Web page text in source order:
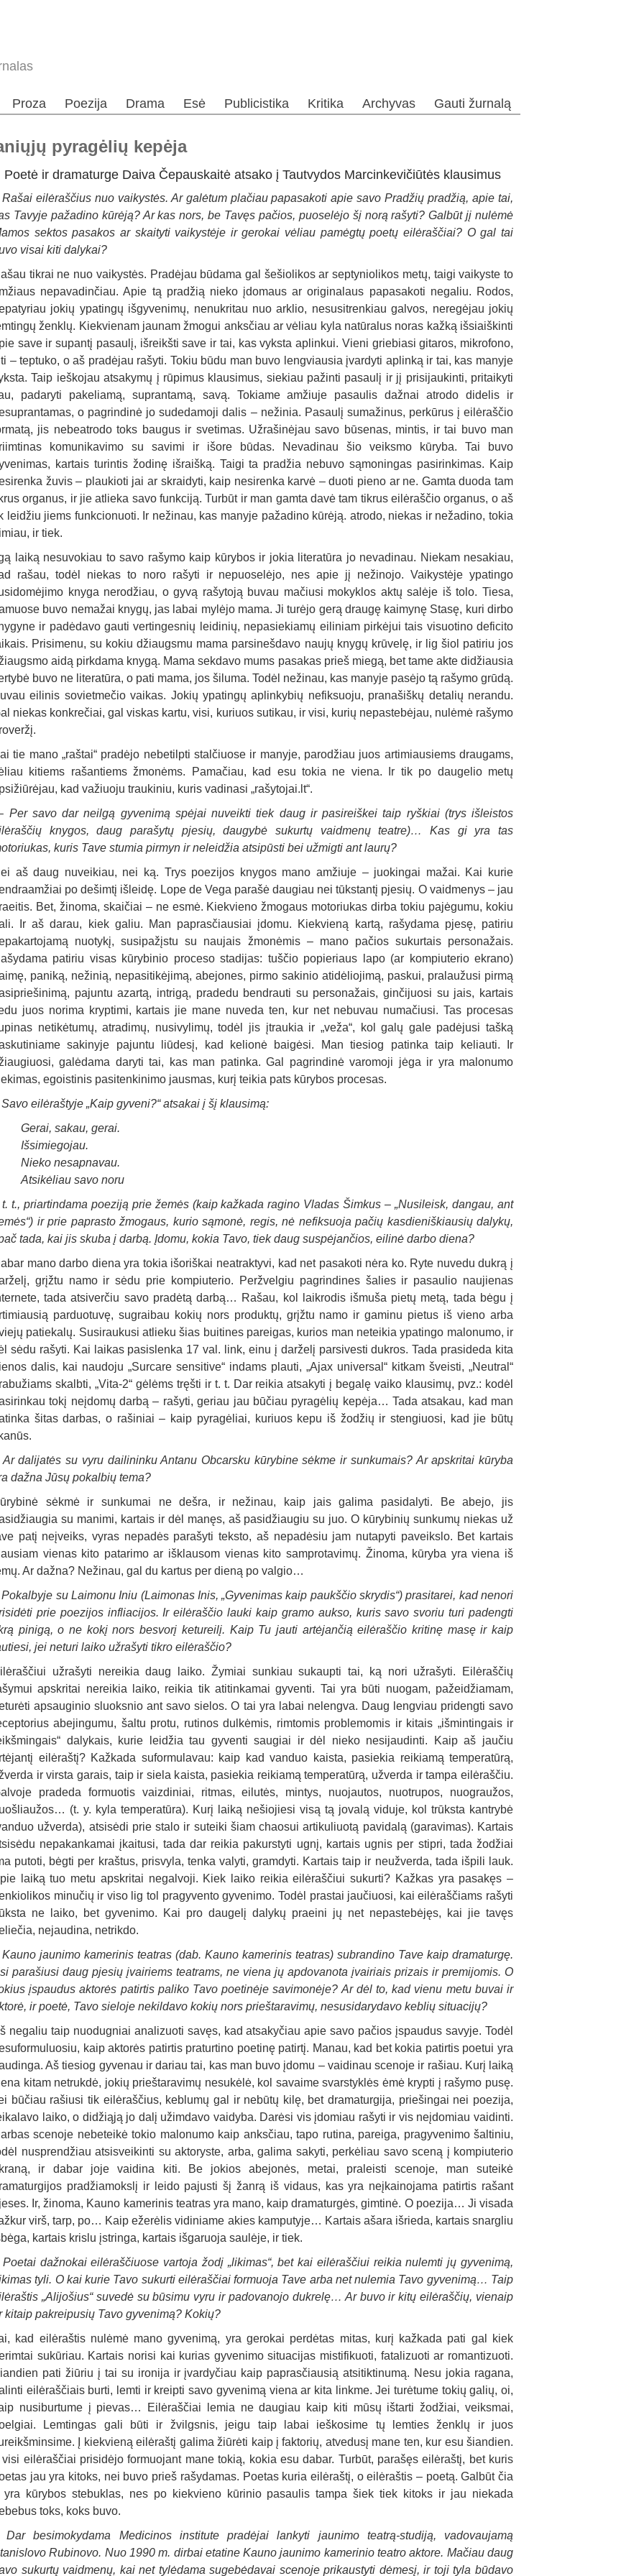
Proza Poezija Drama Esė Publicistika Kritika Archyvas Gauti žurnalą
pyragėlių kepėja
Poetė ir dramaturge Daiva Čepauskaitė atsako į Tautvydos Marcinkevičiūtės klausimus
Rašai eilėraščius nuo vaikystės. Ar galėtum plačiau papasakoti apie savo Pradžių pradžią, apie tai,
Tavyje pažadino kūrėją? Ar kas nors, be Tavęs pačios, puoselėjo šį norą rašyti? Galbūt jį nulėmė
sektos pasakos ar skaityti vaikystėje ir gerokai vėliau pamėgtų poetų eilėraščiai? O gal tai
visai kiti dalykai?
tikrai ne nuo vaikystės. Pradėjau būdama gal šešiolikos ar septyniolikos metų, taigi vaikyste to
nepavadinčiau. Apie tą pradžią nieko įdomaus ar originalaus papasakoti negaliu. Rodos,
jokių ypatingų išgyvenimų, nenukritau nuo arklio, nesusitrenkiau galvos, neregėjau jokių
ženklų. Kiekvienam jaunam žmogui anksčiau ar vėliau kyla natūralus noras kažką išsiaiškinti
save ir supantį pasaulį, išreikšti save ir tai, kas vyksta aplinkui. Vieni griebiasi gitaros, mikrofono,
– teptuko, o aš pradėjau rašyti. Tokiu būdu man buvo lengviausia įvardyti aplinką ir tai, kas manyje
Taip ieškojau atsakymų į rūpimus klausimus, siekiau pažinti pasaulį ir jį prisijaukinti, pritaikyti
padaryti pakeliamą, suprantamą, savą. Tokiame amžiuje pasaulis dažnai atrodo didelis ir
o pagrindinė jo sudedamoji dalis – nežinia. Pasaulį sumažinus, perkūrus į eilėraščio
jis nebeatrodo toks baugus ir svetimas. Užrašinėjau savo būsenas, mintis, ir tai buvo man
komunikavimo su savimi ir išore būdas. Nevadinau šio veiksmo kūryba. Tai buvo
kartais turintis žodinę išraišką. Taigi ta pradžia nebuvo sąmoningas pasirinkimas. Kaip
žuvis – plaukioti jai ar skraidyti, kaip nesirenka karvė – duoti pieno ar ne. Gamta duoda tam
organus, ir jie atlieka savo funkciją. Turbūt ir man gamta davė tam tikrus eilėraščio organus, o aš
leidžiu jiems funkcionuoti. Ir nežinau, kas manyje pažadino kūrėją. atrodo, niekas ir nežadino, tokia
ir tiek.
laiką nesuvokiau to savo rašymo kaip kūrybos ir jokia literatūra jo nevadinau. Niekam nesakiau,
rašau, todėl niekas to noro rašyti ir nepuoselėjo, nes apie jį nežinojo. Vaikystėje ypatingo
knyga nerodžiau, o gyvą rašytoją buvau mačiusi mokyklos aktų salėje iš tolo. Tiesa,
buvo nemažai knygų, jas labai mylėjo mama. Ji turėjo gerą draugę kaimynę Stasę, kuri dirbo
ir padėdavo gauti vertingesnių leidinių, nepasiekiamų eiliniam pirkėjui tais visuotino deficito
Prisimenu, su kokiu džiaugsmu mama parsinešdavo naujų knygų krūvelę, ir lig šiol patiriu jos
aidą pirkdama knygą. Mama sekdavo mums pasakas prieš miegą, bet tame akte didžiausia
buvo ne literatūra, o pati mama, jos šiluma. Todėl nežinau, kas manyje pasėjo tą rašymo grūdą.
eilinis sovietmečio vaikas. Jokių ypatingų aplinkybių nefiksuoju, pranašiškų detalių nerandu.
niekas konkrečiai, gal viskas kartu, visi, kuriuos sutikau, ir visi, kurių nepastebėjau, nulėmė rašymo
tie mano „raštai“ pradėjo nebetilpti stalčiuose ir manyje, parodžiau juos artimiausiems draugams,
kitiems rašantiems žmonėms. Pamačiau, kad esu tokia ne viena. Ir tik po daugelio metų
kad važiuoju traukiniu, kuris vadinasi „rašytojai.lt“.
Per savo dar neilgą gyvenimą spėjai nuveikti tiek daug ir pasireiškei taip ryškiai (trys išleistos
knygos, daug parašytų pjesių, daugybė sukurtų vaidmenų teatre)… Kas gi yra tas
kuris Tave stumia pirmyn ir neleidžia atsipūsti bei užmigti ant laurų?
aš daug nuveikiau, nei ką. Trys poezijos knygos mano amžiuje – juokingai mažai. Kai kurie
po dešimtį išleidę. Lope de Vega parašė daugiau nei tūkstantį pjesių. O vaidmenys – jau
Bet, žinoma, skaičiai – ne esmė. Kiekvieno žmogaus motoriukas dirba tokiu pajėgumu, kokiu
Ir aš darau, kiek galiu. Man paprasčiausiai įdomu. Kiekvieną kartą, rašydama pjesę, patiriu
nuotykį, susipažįstu su naujais žmonėmis – mano pačios sukurtais personažais.
patiriu visas kūrybinio proceso stadijas: tuščio popieriaus lapo (ar kompiuterio ekrano)
paniką, nežinią, nepasitikėjimą, abejones, pirmo sakinio atidėliojimą, paskui, pralaužusi pirmą
pajuntu azartą, intrigą, pradedu bendrauti su personažais, ginčijuosi su jais, kartais
juos norima kryptimi, kartais jie mane nuveda ten, kur net nebuvau numačiusi. Tas procesas
netikėtumų, atradimų, nusivylimų, todėl jis įtraukia ir „veža“, kol galų gale padėjusi tašką
sakinyje pajuntu liūdesį, kad kelionė baigėsi. Man tiesiog patinka taip keliauti. Ir
galėdama daryti tai, kas man patinka. Gal pagrindinė varomoji jėga ir yra malonumo
egoistinis pasitenkinimo jausmas, kurį teikia pats kūrybos procesas.
Savo eilėraštyje „Kaip gyveni?“ atsakai į šį klausimą:
Gerai, sakau, gerai.
Išsimiegojau.
Nieko nesapnavau.
Atsikėliau savo noru
t., priartindama poeziją prie žemės (kaip kažkada ragino Vladas Šimkus – „Nusileisk, dangau, ant
ir prie paprasto žmogaus, kurio sąmonė, regis, nė nefiksuoja pačių kasdieniškiausių dalykų,
tada, kai jis skuba į darbą. Įdomu, kokia Tavo, tiek daug suspėjančios, eilinė darbo diena?
mano darbo diena yra tokia išoriškai neatraktyvi, kad net pasakoti nėra ko. Ryte nuvedu dukrą į
grįžtu namo ir sėdu prie kompiuterio. Peržvelgiu pagrindines šalies ir pasaulio naujienas
tada atsiverčiu savo pradėtą darbą… Rašau, kol laikrodis išmuša pietų metą, tada bėgu į
parduotuvę, sugraibau kokių nors produktų, grįžtu namo ir gaminu pietus iš vieno arba
patiekalų. Susiraukusi atlieku šias buitines pareigas, kurios man neteikia ypatingo malonumo, ir
sėdu rašyti. Kai laikas pasislenka 17 val. link, einu į darželį parsivesti dukros. Tada prasideda kita
dalis, kai naudoju „Surcare sensitive“ indams plauti, „Ajax universal“ kitkam šveisti, „Neutral“
skalbti, „Vita-2“ gėlėms tręšti ir t. t. Dar reikia atsakyti į begalę vaiko klausimų, pvz.: kodėl
tokį neįdomų darbą – rašyti, geriau jau būčiau pyragėlių kepėja… Tada atsakau, kad man
šitas darbas, o rašiniai – kaip pyragėliai, kuriuos kepu iš žodžių ir stengiuosi, kad jie būtų
Ar dalijatės su vyru dailininku Antanu Obcarsku kūrybine sėkme ir sunkumais? Ar apskritai kūryba
dažna Jūsų pokalbių tema?
sėkmė ir sunkumai ne dešra, ir nežinau, kaip jais galima pasidalyti. Be abejo, jis
su manimi, kartais ir dėl manęs, aš pasidžiaugiu su juo. O kūrybinių sunkumų niekas už
patį neįveiks, vyras nepadės parašyti teksto, aš nepadėsiu jam nutapyti paveikslo. Bet kartais
vienas kito patarimo ar išklausom vienas kito samprotavimų. Žinoma, kūryba yra viena iš
Ar dažna? Nežinau, gal du kartus per dieną po valgio…
Pokalbyje su Laimonu Iniu (Laimonas Inis, „Gyvenimas kaip paukščio skrydis“) prasitarei, kad nenori
prie poezijos infliacijos. Ir eilėraščio lauki kaip gramo aukso, kuris savo svoriu turi padengti
pinigą, o ne kokį nors besvorį ketureilį. Kaip Tu jauti artėjančią eilėraščio kritinę masę ir kaip
jei neturi laiko užrašyti tikro eilėraščio?
užrašyti nereikia daug laiko. Žymiai sunkiau sukaupti tai, ką nori užrašyti. Eilėraščių
apskritai nereikia laiko, reikia tik atitinkamai gyventi. Tai yra būti nuogam, pažeidžiamam,
apsauginio sluoksnio ant savo sielos. O tai yra labai nelengva. Daug lengviau pridengti savo
abejingumu, šaltu protu, rutinos dulkėmis, rimtomis problemomis ir kitais „išmintingais ir
dalykais, kurie leidžia tau gyventi saugiai ir dėl nieko nesijaudinti. Kaip aš jaučiu
eilėraštį? Kažkada suformulavau: kaip kad vanduo kaista, pasiekia reikiamą temperatūrą,
ir virsta garais, taip ir siela kaista, pasiekia reikiamą temperatūrą, užverda ir tampa eilėraščiu.
pradeda formuotis vaizdiniai, ritmas, eilutės, mintys, nuojautos, nuotrupos, nuograužos,
(t. y. kyla temperatūra). Kurį laiką nešiojiesi visą tą jovalą viduje, kol trūksta kantrybė
užverda), atsisėdi prie stalo ir suteiki šiam chaosui artikuliuotą pavidalą (garavimas). Kartais
nepakankamai įkaitusi, tada dar reikia pakurstyti ugnį, kartais ugnis per stipri, tada žodžiai
putoti, bėgti per kraštus, prisvyla, tenka valyti, gramdyti. Kartais taip ir neužverda, tada išpili lauk.
laiką tuo metu apskritai negalvoji. Kiek laiko reikia eilėraščiui sukurti? Kažkas yra pasakęs –
minučių ir viso lig tol pragyvento gyvenimo. Todėl prastai jaučiuosi, kai eilėraščiams rašyti
ne laiko, bet gyvenimo. Kai pro daugelį dalykų praeini jų net nepastebėjęs, kai jie tavęs
nejaudina, netrikdo.
Kauno jaunimo kamerinis teatras (dab. Kauno kamerinis teatras) subrandino Tave kaip dramaturgę.
parašiusi daug pjesių įvairiems teatrams, ne viena jų apdovanota įvairiais prizais ir premijomis. O
įspaudus aktorės patirtis paliko Tavo poetinėje savimonėje? Ar dėl to, kad vienu metu buvai ir
ir poetė, Tavo sieloje nekildavo kokių nors prieštaravimų, nesusidarydavo keblių situacijų?
negaliu taip nuodugniai analizuoti savęs, kad atsakyčiau apie savo pačios įspaudus savyje. Todėl
kaip aktorės patirtis praturtino poetinę patirtį. Manau, kad bet kokia patirtis poetui yra
Aš tiesiog gyvenau ir dariau tai, kas man buvo įdomu – vaidinau scenoje ir rašiau. Kurį laiką
kitam netrukdė, jokių prieštaravimų nesukėlė, kol savaime svarstyklės ėmė krypti į rašymo pusę.
būčiau rašiusi tik eilėraščius, keblumų gal ir nebūtų kilę, bet dramaturgija, priešingai nei poezija,
laiko, o didžiąją jo dalį užimdavo vaidyba. Darėsi vis įdomiau rašyti ir vis neįdomiau vaidinti.
scenoje nebeteikė tokio malonumo kaip anksčiau, tapo rutina, pareiga, pragyvenimo šaltiniu,
nusprendžiau atsisveikinti su aktoryste, arba, galima sakyti, perkėliau savo sceną į kompiuterio
ir dabar joje vaidina kiti. Be jokios abejonės, metai, praleisti scenoje, man suteikė
pradžiamokslį ir leido pajusti šį žanrą iš vidaus, kas yra neįkainojama patirtis rašant
Ir, žinoma, Kauno kamerinis teatras yra mano, kaip dramaturgės, gimtinė. O poezija… Ji visada
virš, tarp, po… Kaip ežerėlis vidiniame akies kamputyje… Kartais ašara išrieda, kartais snargliu
kartais krislu įstringa, kartais išgaruoja saulėje, ir tiek.
Poetai dažnokai eilėraščiuose vartoja žodį „likimas“, bet kai eilėraščiui reikia nulemti jų gyvenimą,
tyli. O kai kurie Tavo sukurti eilėraščiai formuoja Tave arba net nulemia Tavo gyvenimą… Taip
„Alijošius“ suvedė su būsimu vyru ir padovanojo dukrelę… Ar buvo ir kitų eilėraščių, vienaip
kitaip pakreipusių Tavo gyvenimą? Kokių?
kad eilėraštis nulėmė mano gyvenimą, yra gerokai perdėtas mitas, kurį kažkada pati gal kiek
sukūriau. Kartais norisi kai kurias gyvenimo situacijas mistifikuoti, fatalizuoti ar romantizuoti.
pati žiūriu į tai su ironija ir įvardyčiau kaip paprasčiausią atsitiktinumą. Nesu jokia ragana,
eilėraščiais burti, lemti ir kreipti savo gyvenimą viena ar kita linkme. Jei turėtume tokių galių, oi,
nusiburtume į pievas… Eilėraščiai lemia ne daugiau kaip kiti mūsų ištarti žodžiai, veiksmai,
Lemtingas gali būti ir žvilgsnis, jeigu taip labai ieškosime tų lemties ženklų ir juos
Į kiekvieną eilėraštį galima žiūrėti kaip į faktorių, atvedusį mane ten, kur esu šiandien.
visi eilėraščiai prisidėjo formuojant mane tokią, kokia esu dabar. Turbūt, parašęs eilėraštį, bet kuris
jau yra kitoks, nei buvo prieš rašydamas. Poetas kuria eilėraštį, o eilėraštis – poetą. Galbūt čia
yra kūrybos stebuklas, nes po kiekvieno kūrinio pasaulis tampa šiek tiek kitoks ir jau niekada
toks, koks buvo.
Dar besimokydama Medicinos institute pradėjai lankyti jaunimo teatrą-studiją, vadovaujamą
Rubinovo. Nuo 1990 m. dirbai etatine Kauno jaunimo kamerinio teatro aktore. Mačiau daug
sukurtų vaidmenų, kai net tylėdama sugebėdavai scenoje prikaustyti dėmesį, ir toji tyla būdavo